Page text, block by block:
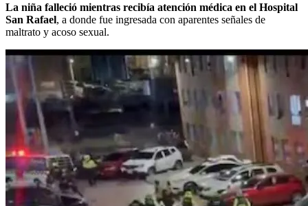
La niña falleció mientras recibía atención médica en el Hospital
San Rafael, a donde fue ingresada con aparentes señales de
maltrato y acoso sexual.